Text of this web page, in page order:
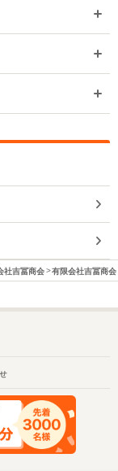
社吉冨商会 有限会社吉冨商